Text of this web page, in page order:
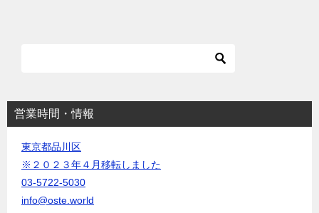
営業時間・情報
東京都品川区
※２０２３年４月移転しました
03-5722-5030
info@oste.world